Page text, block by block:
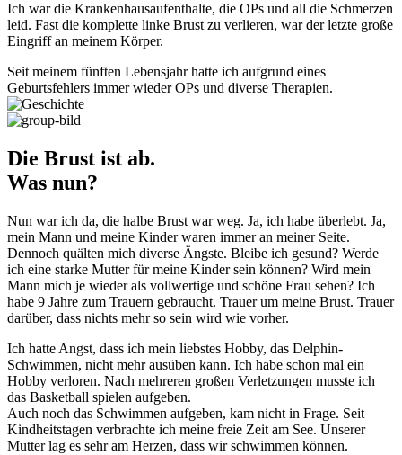
Ich war die Krankenhausaufenthalte, die OPs und all die Schmerzen
leid. Fast die komplette linke Brust zu verlieren, war der letzte große
Eingriff an meinem Körper.
Seit meinem fünften Lebensjahr hatte ich aufgrund eines
Geburtsfehlers immer wieder OPs und diverse Therapien.
Die Brust ist ab.
Was nun?
Nun war ich da, die halbe Brust war weg. Ja, ich habe überlebt. Ja,
mein Mann und meine Kinder waren immer an meiner Seite.
Dennoch quälten mich diverse Ängste. Bleibe ich gesund? Werde
ich eine starke Mutter für meine Kinder sein können? Wird mein
Mann mich je wieder als vollwertige und schöne Frau sehen? Ich
habe 9 Jahre zum Trauern gebraucht. Trauer um meine Brust. Trauer
darüber, dass nichts mehr so sein wird wie vorher.
Ich hatte Angst, dass ich mein liebstes Hobby, das Delphin-
Schwimmen, nicht mehr ausüben kann. Ich habe schon mal ein
Hobby verloren. Nach mehreren großen Verletzungen musste ich
das Basketball spielen aufgeben.
Auch noch das Schwimmen aufgeben, kam nicht in Frage. Seit
Kindheitstagen verbrachte ich meine freie Zeit am See. Unserer
Mutter lag es sehr am Herzen, dass wir schwimmen können.